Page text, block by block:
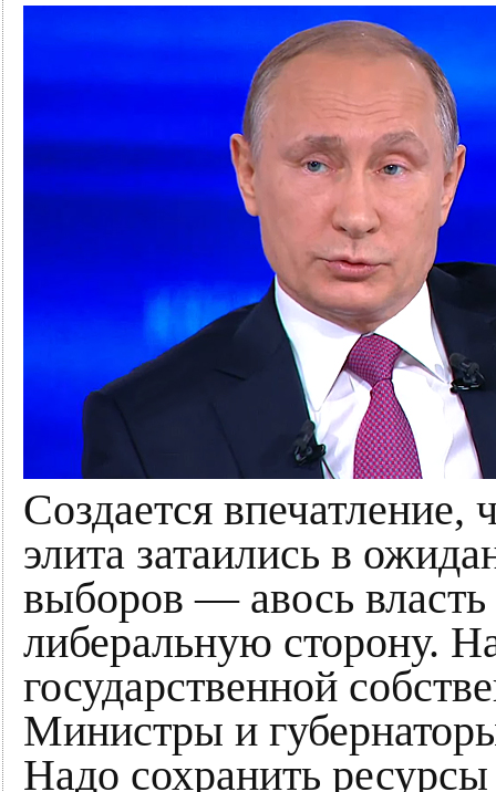
Создается впечатление,
элита затаились в
выборов — авось власть
либеральную сторону.
государственной
Министры и
Надо сохранить